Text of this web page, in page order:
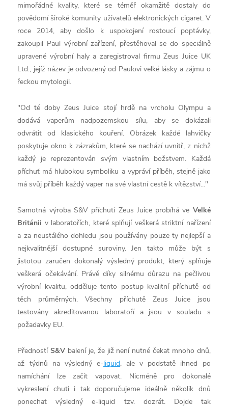
mimořádné kvality, které se téměř okamžitě dostaly do
povědomí široké komunity uživatelů elektronických cigaret. V
roce 2014, aby došlo k uspokojení rostoucí poptávky,
zakoupil Paul výrobní zařízení, přestěhoval se do speciálně
upravené výrobní haly a zaregistroval firmu Zeus Juice UK
Ltd., jejíž název je odvozený od Paulovi velké lásky a zájmu o
řeckou mytologii.
"Od té doby Zeus Juice stojí hrdě na vrcholu Olympu a
dodává vaperům nadpozemskou sílu, aby se dokázali
odvrátit od klasického kouření. Obrázek každé lahvičky
poskytuje okno k zázrakům, které se nachází uvnitř, z nichž
každý je reprezentován svým vlastním božstvem. Každá
příchuť má hlubokou symboliku a vypráví příběh, stejně jako
má svůj příběh každý vaper na své vlastní cestě k vítězství..."
Samotná výroba S&V příchutí Zeus Juice probíhá ve Velké
Británii v laboratořích, které splňují veškerá striktní nařízení
a za neustálého dohledu jsou používány pouze ty nejlepší a
nejkvalitnější dostupné suroviny. Jen takto může být s
jistotou zaručen dokonalý výsledný produkt, který splňuje
veškerá očekávání. Právě díky silnému důrazu na pečlivou
výrobní kvalitu, odděluje tento postup kvalitní příchutě od
těch průměrných. Všechny příchutě Zeus Juice jsou
testovány akreditovanou laboratoří a jsou v souladu s
požadavky EU.
Předností S&V balení je, že již není nutné čekat mnoho dnů,
až týdnů na výsledný e-liquid, ale v podstatě ihned po
namíchání lze začít vapovat. Nicméně pro dokonalé
vykreslení chuti i tak doporučujeme ideálně několik dnů
ponechat výsledný e-liquid tzv. dozrát. Dojde tak